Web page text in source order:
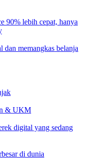
90% lebih cepat, hanya
memangkas belanja
& UKM
digital yang sedang
di dunia